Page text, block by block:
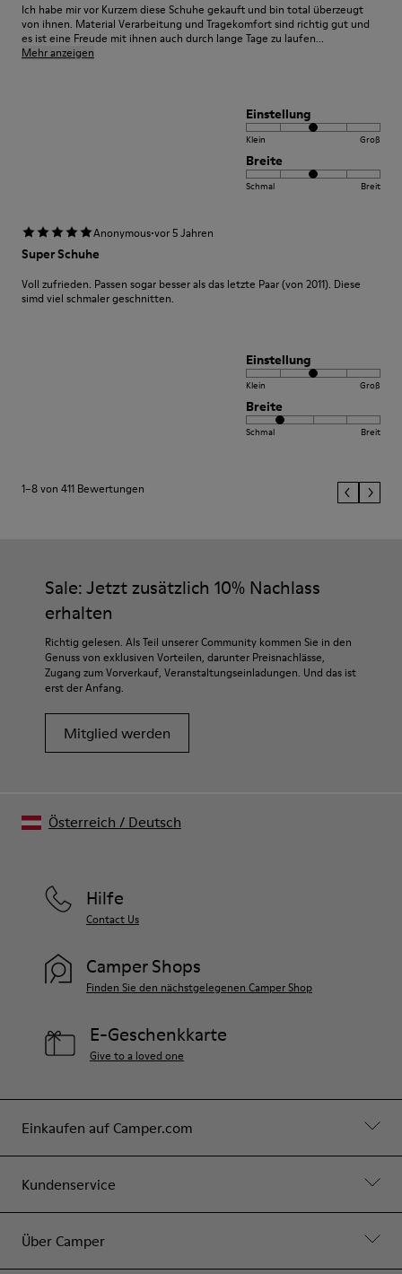
Ich habe mir vor Kurzem diese Schuhe gekauft und bin total überzeugt
von ihnen. Material Verarbeitung und Tragekomfort sind richtig gut und
es ist eine Freude mit ihnen auch durch lange Tage zu laufen...
Mehr anzeigen
Einstellung
Klein Groß
Breite
Schmal Breit
Anonymous·vor 5 Jahren
Super Schuhe
Voll zufrieden. Passen sogar besser als das letzte Paar (von 2011). Diese
simd viel schmaler geschnitten.
Einstellung
Klein Groß
Breite
Schmal Breit
1–8 von 411 Bewertungen
Sale: Jetzt zusätzlich 10% Nachlass
erhalten
Richtig gelesen. Als Teil unserer Community kommen Sie in den
Genuss von exklusiven Vorteilen, darunter Preisnachlässe,
Zugang zum Vorverkauf, Veranstaltungseinladungen. Und das ist
erst der Anfang.
Mitglied werden
Einkaufen auf Camper.com
Kundenservice
Über Camper
Hilfe
Contact Us
Camper Shops
Finden Sie den nächstgelegenen Camper Shop
E-Geschenkkarte
Give to a loved one
Österreich / Deutsch